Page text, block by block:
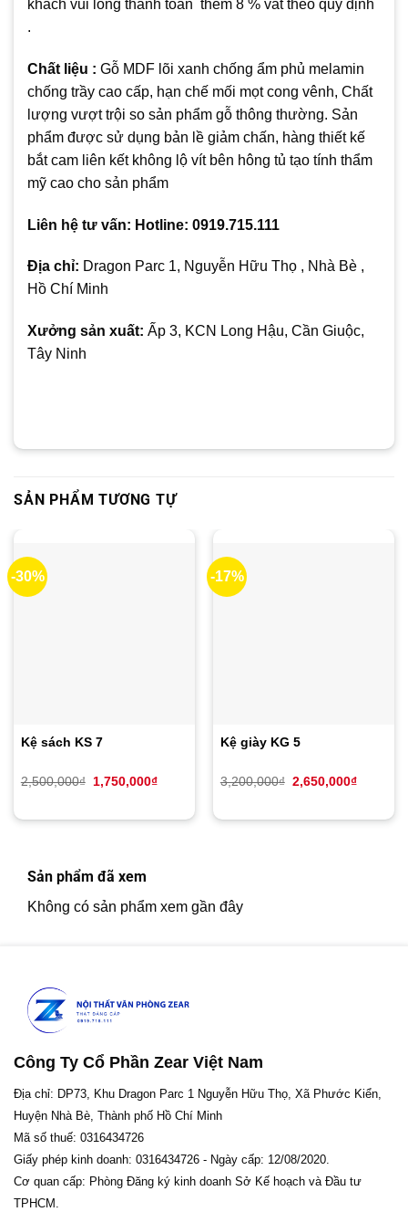
khách vui lòng thanh toán thêm 8 % vat theo quy định
.
Chất liệu : Gỗ MDF lõi xanh chống ẩm phủ melamin
chống trầy cao cấp, hạn chế mối mọt cong vênh, Chất
lượng vượt trội so sản phẩm gỗ thông thường. Sản
phẩm được sử dụng bản lề giảm chấn, hàng thiết kế
bắt cam liên kết không lộ vít bên hông tủ tạo tính thẩm
mỹ cao cho sản phẩm
Liên hệ tư vấn: Hotline: 0919.715.111
Địa chỉ: Dragon Parc 1, Nguyễn Hữu Thọ , Nhà Bè ,
Hồ Chí Minh
Xưởng sản xuất: Ấp 3, KCN Long Hậu, Cần Giuộc,
Tây Ninh
SẢN PHẨM TƯƠNG TỰ
-30%
Kệ sách KS 7
2,500,000₫
Giá
1,750,000₫Giá
-17%
Kệ giày KG 5
3,200,000₫ Giá
2,650,000₫Giá
Sản phẩm đã xem
Không có sản phẩm xem gần đây
Công Ty Cổ Phần Zear Việt Nam
Địa chỉ: DP73, Khu Dragon Parc 1 Nguyễn Hữu Thọ, Xã Phước Kiển,
Huyện Nhà Bè, Thành phố Hồ Chí Minh
Mã số thuế: 0316434726
Giấy phép kinh doanh: 0316434726 - Ngày cấp: 12/08/2020.
Cơ quan cấp: Phòng Đăng ký kinh doanh Sở Kế hoạch và Đầu tư
TPHCM.